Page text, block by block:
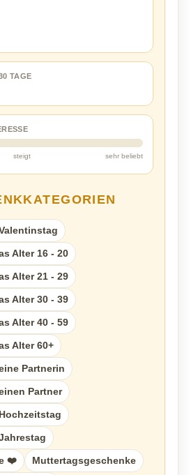
TAGE
steigt sehr beliebt
Alter 16 - 20
Alter 21 - 29
Alter 30 - 39
Alter 40 - 59
Alter 60+
Partnerin
Partner
❤️ Muttertagsgeschenke